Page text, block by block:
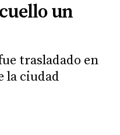
un
trasladado en
la ciudad